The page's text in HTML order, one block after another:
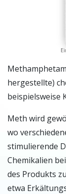
hergestellte)
beispielsweise
Meth wird
wo
stimulierende
Chemikalien
des Produkts
etwa